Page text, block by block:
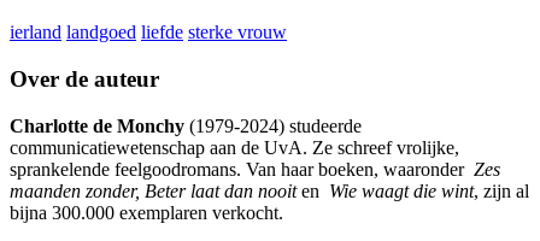
ierland landgoed liefde sterke vrouw
Over de auteur
Charlotte de Monchy (1979-2024) studeerde
communicatiewetenschap aan de UvA. Ze schreef vrolijke,
sprankelende feelgoodromans. Van haar boeken, waaronder Zes
maanden zonder, Beter laat dan nooiten Wie waagt die wint, zijn al
bijna 300.000 exemplaren verkocht.